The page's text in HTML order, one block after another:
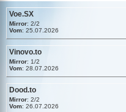
Voe.SX
Mirror: 2/2
Vom: 25.07.2026
Vinovo.to
Mirror: 1/2
Vom: 28.07.2026
Dood.to
Mirror: 2/2
Vom: 26.07.2026